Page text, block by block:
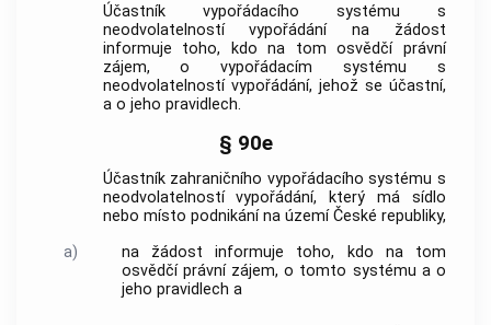
Účastník vypořádacího systému s
neodvolatelností vypořádání na žádost
informuje toho, kdo na tom osvědčí právní
zájem, o vypořádacím systému s
neodvolatelností vypořádání, jehož se účastní,
a o jeho pravidlech.
§ 90e
Účastník zahraničního vypořádacího systému s
neodvolatelností vypořádání, který má sídlo
nebo místo podnikání na území České republiky,
a)
na žádost informuje toho, kdo na tom
osvědčí právní zájem, o tomto systému a o
jeho pravidlech a